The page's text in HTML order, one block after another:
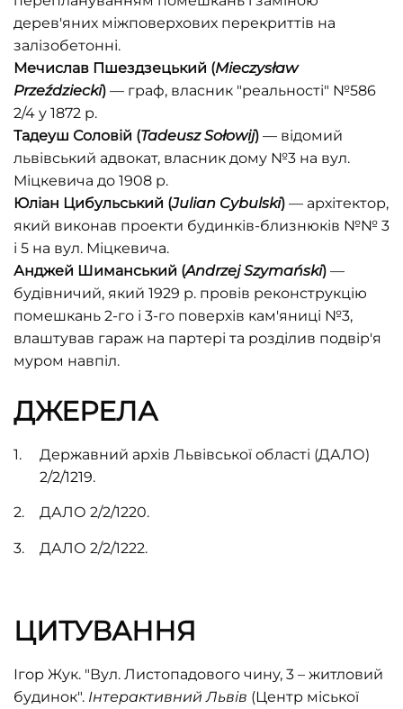
дерев'яних міжповерхових перекриттів на
залізобетонні.
Мечислав Пшездзецький (Mieczysław
Przeździecki) — граф, власник "реальності" №586
2/4 у 1872 р.
Тадеуш Соловій (TadeuszSołowij) — відомий
львівський адвокат, власник дому №3 на вул.
Міцкевича до 1908 р.
Юліан Цибульський (Julian Cybulski) — архітектор,
який виконав проекти будинків-близнюків №№ 3
і 5 на вул. Міцкевича.
Анджей Шиманський (AndrzejSzymański) —
будівничий, який 1929 р. провів реконструкцію
помешкань 2-го і 3-го поверхів кам'яниці №3,
влаштував гараж на партері та розділив подвір'я
муром навпіл.
ДЖЕРЕЛА
Державний архів Львівської області (ДАЛО)
2/2/1219.
ДАЛО 2/2/1220.
ДАЛО 2/2/1222.
ЦИТУВАННЯ
Ігор Жук. "Вул. Листопадового чину, 3 – житловий
будинок". Інтерактивний Львів (Центр міської